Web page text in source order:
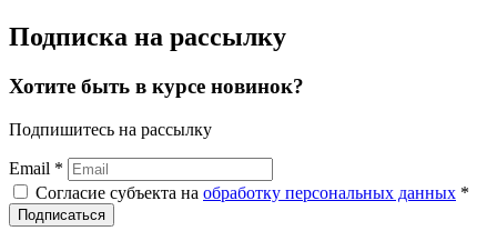
Подписка на рассылку
Хотите быть в курсе новинок?
Подпишитесь на рассылку
Email *
Согласие субъекта на обработку персональных данных *
Подписаться